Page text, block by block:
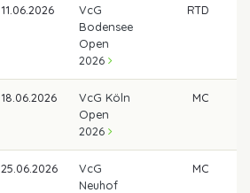
11.06.2026
VcG
Bodensee
Open
2026
RTD
18.06.2026
VcG Köln
Open
2026
MC
25.06.2026
VcG
Neuhof
MC